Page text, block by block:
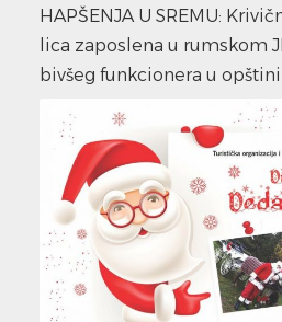
HAPŠENJA U SREMU:
lica zaposlena u rumskom
bivšeg funkcionera u